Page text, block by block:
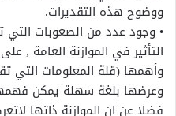
ووضوح هذه التقديرات.
• وجود عدد من الصعوبات
التأثير في الموازنة العامة ,
وأهمها (قلة المعلومات التي
وعرضها بلغة سهلة يمكن
فضلا عن ان الموازنة ذاتها